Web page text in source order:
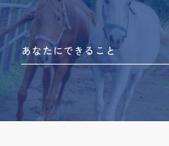
あなたにできること